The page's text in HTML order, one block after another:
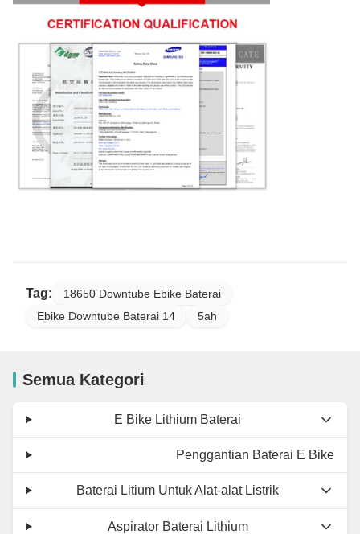
Tag:
18650 Downtube Ebike Baterai
Ebike Downtube Baterai 14
5ah
Semua Kategori
E Bike Lithium Baterai
Penggantian Baterai E Bike
Baterai Litium Untuk Alat-alat Listrik
Aspirator Baterai Lithium